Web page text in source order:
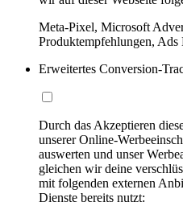
Meta-Pixel, Microsoft
Produktempfehlungen, Ads
Erweitertes Conversion-
Durch das Akzeptieren
unserer Online-
auswerten und unser
gleichen wir deine
mit folgenden externen
Dienste bereits nutzt: